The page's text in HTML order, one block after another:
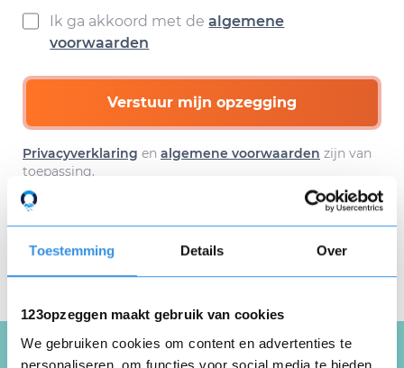
Toestemming Details Over
123opzeggen maakt gebruik van cookies
We gebruiken cookies om content en advertenties te
personaliseren, om functies voor social media te bieden
Ik ga akkoord met dealgemene
voorwaarden
Verstuur mijn opzegging
Privacyverklaring en algemene voorwaarden zijn van
toepassing.
Download hier gratis je
opzegbrief